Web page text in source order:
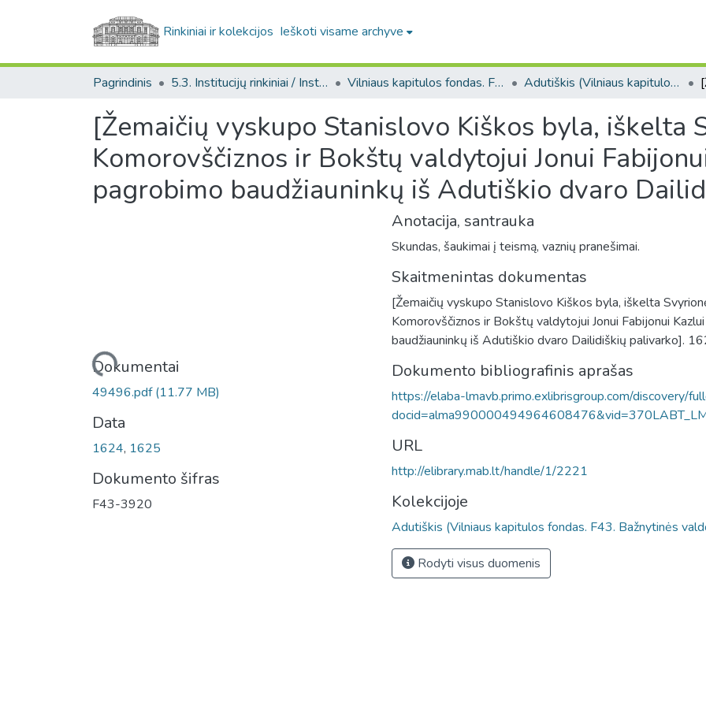
Rinkiniai ir kolekcijos Ieškoti visame archyve
Pagrindinis 5.3. Institucijų rinkiniai / Institutional collections Vilniaus kapitulos fondas. F43 Adutiškis (Vilniaus kapitulos fondas. F43. Bažnytinės valdos)
[Žemaičių vyskupo Stanislovo Kiškos byla, iškelta
Komorovščiznos ir Bokštų valdytojui Jonui
pagrobimo baudžiauninkų iš Adutiškio dvaro
Įkeliama...
Dokumentai
49496.pdf(11.77 MB)
Data
1624, 1625
Dokumento šifras
F43-3920
Anotacija, santrauka
Skundas, šaukimai į teismą, vaznių pranešimai.
Skaitmenintas dokumentas
[Žemaičių vyskupo Stanislovo Kiškos byla, iškelta
Komorovščiznos ir Bokštų valdytojui Jonui Fabijonui
baudžiauninkų iš Adutiškio dvaro Dailidiškių palivarko].
Dokumento bibliografinis aprašas
https://elaba-lmavb.primo.exlibrisgroup.com/discovery/
URL
http://elibrary.mab.lt/handle/1/2221
Kolekcijoje
Adutiškis (Vilniaus kapitulos fondas. F43. Bažnytinės
Rodyti visus duomenis